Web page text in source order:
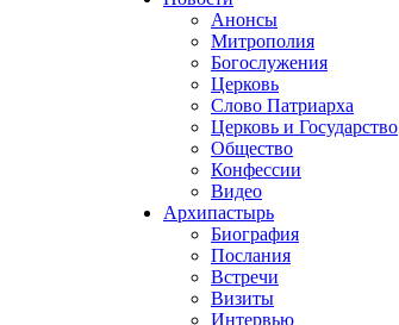
Анонсы
Митрополия
Богослужения
Церковь
Слово Патриарха
Церковь и Государство
Общество
Конфессии
Видео
Архипастырь
Биография
Послания
Встречи
Визиты
Интервью